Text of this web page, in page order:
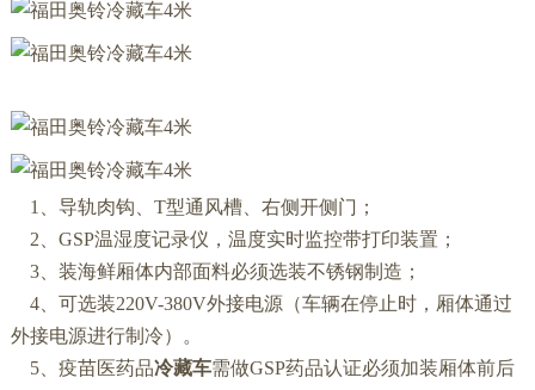
1、导轨肉钩、T型通风槽、右侧开侧门；
2、GSP温湿度记录仪，温度实时监控带打印装置；
3、装海鲜厢体内部面料必须选装不锈钢制造；
4、可选装220V-380V外接电源（车辆在停止时，厢体通过
外接电源进行制冷）。
5、疫苗医药品冷藏车需做GSP药品认证必须加装厢体前后